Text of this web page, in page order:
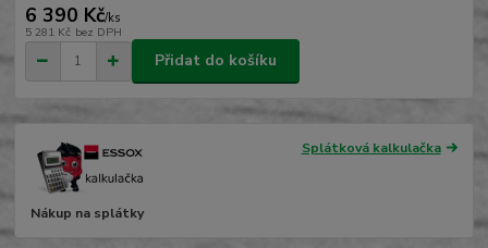
6 390 Kč/ks
5 281 Kč bez DPH
Přidat do košíku
Splátková kalkulačka
Nákup na splátky